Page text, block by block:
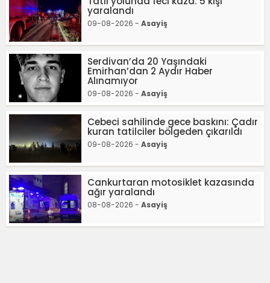
yaralandı
09-08-2026 - Asayiş
Serdivan’da 20 Yaşındaki
Emirhan’dan 2 Aydır Haber
Alınamıyor
09-08-2026 - Asayiş
Cebeci sahilinde gece baskını: Çadır
kuran tatilciler bölgeden çıkarıldı
09-08-2026 - Asayiş
Cankurtaran motosiklet kazasında
ağır yaralandı
08-08-2026 - Asayiş